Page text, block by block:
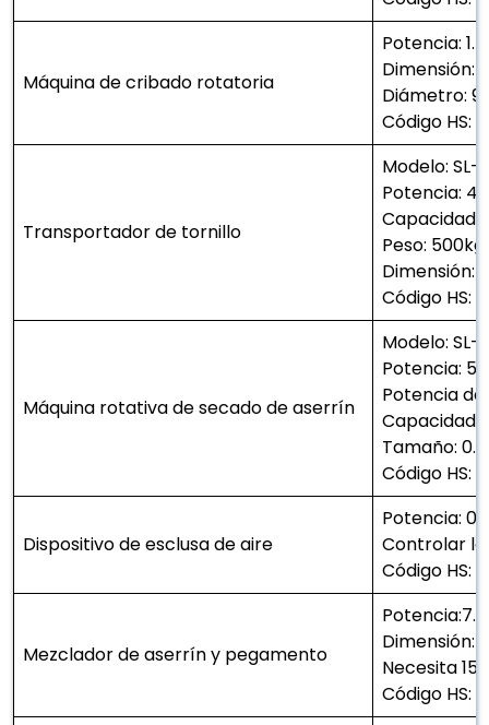
Máquina de cribado rotatoria
Potencia:
Dimensión:
Diámetro:
Código HS:
Transportador de tornillo
Modelo: SL-
Potencia:
Capacidad:
Peso: 500kg
Dimensión:
Código HS:
Máquina rotativa de secado de aserrín
Modelo: SL-
Potencia:
Potencia
Capacidad:
Tamaño:
Código HS:
Dispositivo de esclusa de aire
Potencia:
Controlar
Código HS:
Mezclador de aserrín y pegamento
Dimensión:
Necesita
Código